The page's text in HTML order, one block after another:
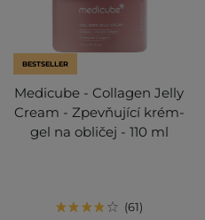
BESTSELLER
Medicube - Collagen Jelly
Cream - Zpevňující krém-
gel na obličej - 110 ml
61